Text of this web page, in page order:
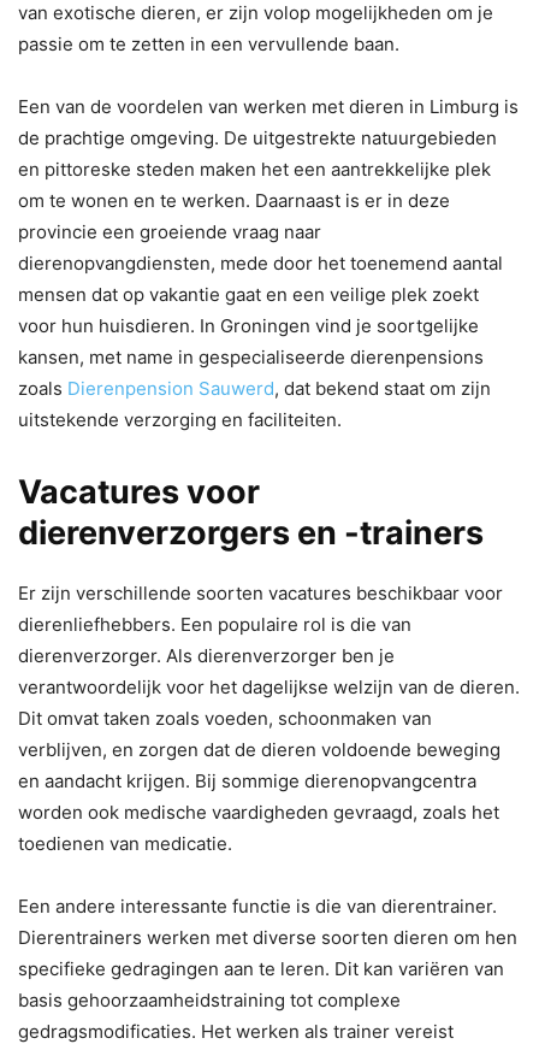
van exotische dieren, er zijn volop mogelijkheden om je
passie om te zetten in een vervullende baan.
Een van de voordelen van werken met dieren in Limburg is
de prachtige omgeving. De uitgestrekte natuurgebieden
en pittoreske steden maken het een aantrekkelijke plek
om te wonen en te werken. Daarnaast is er in deze
provincie een groeiende vraag naar
dierenopvangdiensten, mede door het toenemend aantal
mensen dat op vakantie gaat en een veilige plek zoekt
voor hun huisdieren. In Groningen vind je soortgelijke
kansen, met name in gespecialiseerde dierenpensions
zoals Dierenpension Sauwerd, dat bekend staat om zijn
uitstekende verzorging en faciliteiten.
Vacatures voor
dierenverzorgers en -trainers
Er zijn verschillende soorten vacatures beschikbaar voor
dierenliefhebbers. Een populaire rol is die van
dierenverzorger. Als dierenverzorger ben je
verantwoordelijk voor het dagelijkse welzijn van de dieren.
Dit omvat taken zoals voeden, schoonmaken van
verblijven, en zorgen dat de dieren voldoende beweging
en aandacht krijgen. Bij sommige dierenopvangcentra
worden ook medische vaardigheden gevraagd, zoals het
toedienen van medicatie.
Een andere interessante functie is die van dierentrainer.
Dierentrainers werken met diverse soorten dieren om hen
specifieke gedragingen aan te leren. Dit kan variëren van
basis gehoorzaamheidstraining tot complexe
gedragsmodificaties. Het werken als trainer vereist